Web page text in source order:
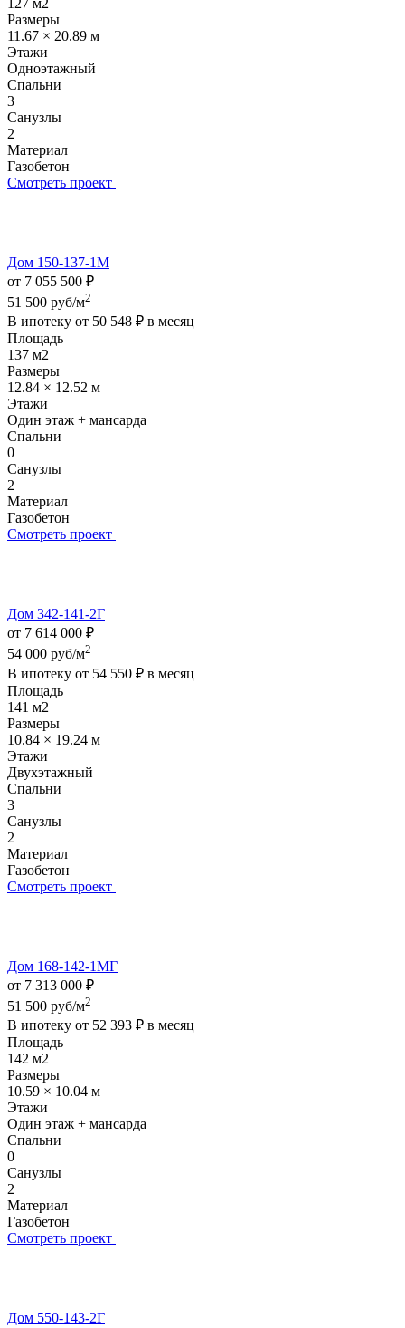
127 м2
Размеры
11.67 × 20.89 м
Этажи
Одноэтажный
Спальни
3
Санузлы
2
Материал
Газобетон
Смотреть проект
Дом 150-137-1М
от 7 055 500 ₽
51 500 руб/м2
В ипотеку от 50 548 ₽ в месяц
Площадь
137 м2
Размеры
12.84 × 12.52 м
Этажи
Один этаж + мансарда
Спальни
0
Санузлы
2
Материал
Газобетон
Смотреть проект
Дом 342-141-2Г
от 7 614 000 ₽
54 000 руб/м2
В ипотеку от 54 550 ₽ в месяц
Площадь
141 м2
Размеры
10.84 × 19.24 м
Этажи
Двухэтажный
Спальни
3
Санузлы
2
Материал
Газобетон
Смотреть проект
Дом 168-142-1МГ
от 7 313 000 ₽
51 500 руб/м2
В ипотеку от 52 393 ₽ в месяц
Площадь
142 м2
Размеры
10.59 × 10.04 м
Этажи
Один этаж + мансарда
Спальни
0
Санузлы
2
Материал
Газобетон
Смотреть проект
Дом 550-143-2Г